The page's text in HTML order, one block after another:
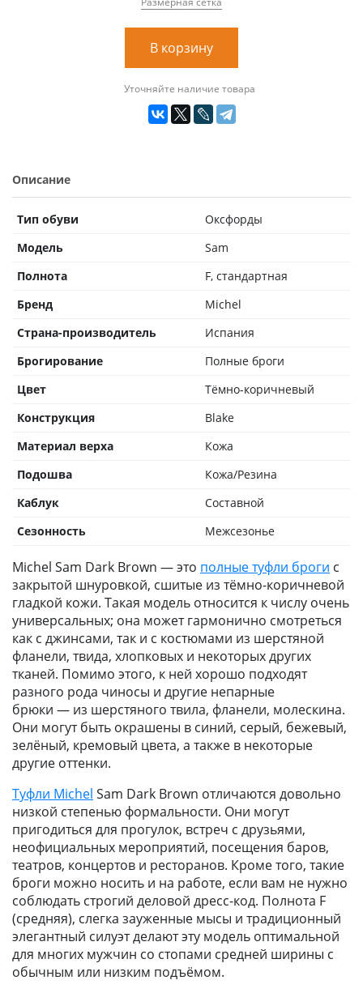
В корзину
Уточняйте наличие товара
Описание
Тип обуви
Оксфорды
Модель
Sam
Полнота
F, стандартная
Бренд
Michel
Страна-производитель
Испания
Брогирование
Полные броги
Цвет
Тёмно-коричневый
Конструкция
Blake
Материал верха
Кожа
Подошва
Кожа/Резина
Каблук
Составной
Сезонность
Межсезонье
Michel Sam Dark Brown — это полные туфли броги с
закрытой шнуровкой, сшитые из тёмно-коричневой
гладкой кожи. Такая модель относится к числу очень
универсальных; она может гармонично смотреться
как с джинсами, так и с костюмами из шерстяной
фланели, твида, хлопковых и некоторых других
тканей. Помимо этого, к ней хорошо подходят
разного рода чиносы и другие непарные
брюки — из шерстяного твила, фланели, молескина.
Они могут быть окрашены в синий, серый, бежевый,
зелёный, кремовый цвета, а также в некоторые
другие оттенки.
Туфли Michel Sam Dark Brown отличаются довольно
низкой степенью формальности. Они могут
пригодиться для прогулок, встреч с друзьями,
неофициальных мероприятий, посещения баров,
театров, концертов и ресторанов. Кроме того, такие
броги можно носить и на работе, если вам не нужно
соблюдать строгий деловой дресс-код. Полнота F
(средняя), слегка зауженные мысы и традиционный
элегантный силуэт делают эту модель оптимальной
для многих мужчин со стопами средней ширины с
обычным или низким подъёмом.